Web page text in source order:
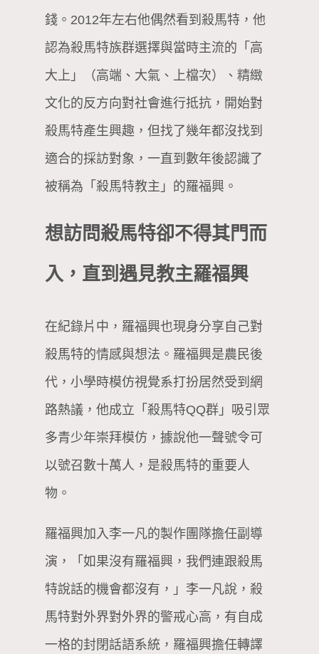
錢。2012年左右他偶然看到殺馬特，他
認為殺馬特族群選擇與當時主流的「高
大上」（高端、大氣、上檔次）、精緻
文化的反方向對社會進行抵抗，開始對
殺馬特產生興趣，但找了幾年都沒找到
適合的採訪對象，一直到數年後認識了
被稱為「殺馬特教主」的羅福興。
想訪問殺馬特卻不得其門而
入，直到遇見教主羅福興
在紀錄片中，羅福興也現身分享自己對
殺馬特的情感與想法。羅福興是農民後
代，小學時模仿視覺系打扮居然受到網
路熱議，他成立「殺馬特QQ群」吸引眾
多青少年崇拜模仿，據說他一聲號令可
以號召數十萬人，是殺馬特的重要人
物。
羅福興加入李一凡的製作團隊擔任副導
演，「如果沒有羅福興，我們連跟殺馬
特說話的機會都沒有，」李一凡說，殺
馬特對外界對外界的警戒心高，有自成
一格的封閉話語系統，羅福興擔任轉譯